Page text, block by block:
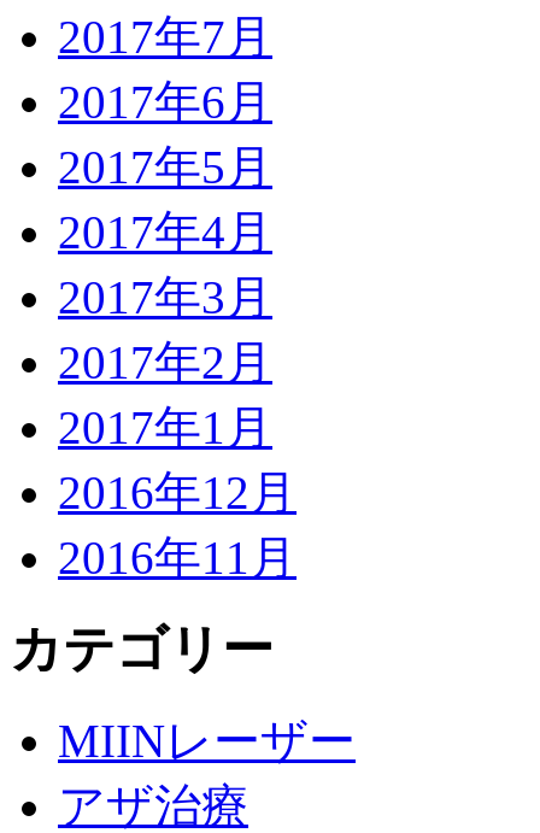
2017年7月
2017年6月
2017年5月
2017年4月
2017年3月
2017年2月
2017年1月
2016年12月
2016年11月
カテゴリー
MIINレーザー
アザ治療